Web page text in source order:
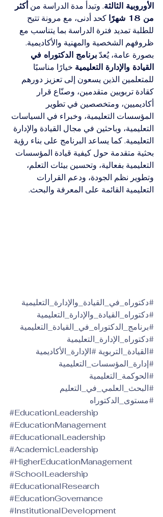
الأوروبية الثالثة. وتبدأ مدة الدراسة من أكثر
من 18 شهرًا
كحد أدنى، مع مرونة تتيح
للطلبة تمديد فترة الدراسة بما يتناسب مع
ظروفهم الشخصية والمهنية والأكاديمية.
بصورة عامة، يُعدّ برنامج الدكتوراه في
القيادة والإدارة التعليمية خيارًا مناسبًا
للمتعلمين الذين يسعون إلى تعزيز دورهم
كقادة تربويين متقدمين، وصنّاع قرار
أكاديميين، ومتخصصين في تطوير
المؤسسات التعليمية، وخبراء في السياسات
التعليمية، وباحثين في مجال القيادة والإدارة
التعليمية. كما يساعد البرنامج على بناء رؤية
بحثية متقدمة حول كيفية قيادة المؤسسات
التعليمية بفعالية، وتحسين بيئات التعلم،
وتطوير نظم الجودة، ودعم القرارات
التعليمية القائمة على المعرفة والبحث.
#دكتوراه_في_القيادة_والإدارة_التعليمية
#دكتوراه_القيادة_والإدارة_التعليمية
#برنامج_الدكتوراه_في_القيادة_التعليمية
#دكتوراه_الإدارة_التعليمية
#القيادة_التربوية #الإدارة_الأكاديمية
#إدارة_المؤسسات_التعليمية
#الحوكمة_التعليمية
#البحث_العلمي_في_التعليم
#مستوى_الدكتوراه
#EducationLeadership
#EducationManagement
#EducationalLeadership
#AcademicLeadership
#HigherEducationManagement
#SchoolLeadership
#EducationalResearch
#EducationGovernance
#InstitutionalDevelopment